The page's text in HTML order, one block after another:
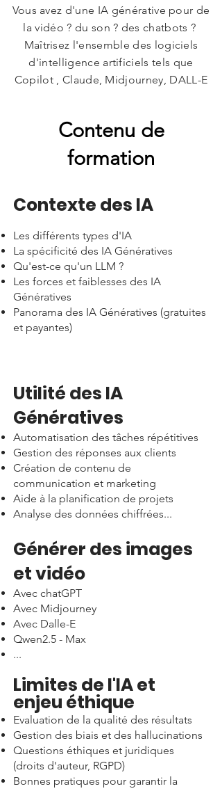
Vous avez d'une IA générative pour de
la vidéo ? du son ? des chatbots ?
Maîtrisez l'ensemble des logiciels
d'intelligence artificiels tels que
Copilot , Claude, Midjourney, DALL-E
Contenu de
formation
Contexte des IA​
Les différents types d'IA
La spécificité des IA Génératives
Qu'est-ce qu'un LLM ?
Les forces et faiblesses des IA
Génératives
Panorama des IA Génératives (gratuites
et payantes)
Utilité des IA
Génératives​
Automatisation des tâches répétitives
Gestion des réponses aux clients
Création de contenu de
communication et marketing
Aide à la planification de projets
Analyse des données chiffrées...
Générer des images
et vidéo
Avec chatGPT
Avec Midjourney
Avec Dalle-E
Qwen2.5 - Max
...
Limites de l'IA et
enjeu éthique
Evaluation de la qualité des résultats
Gestion des biais et des hallucinations
Questions éthiques et juridiques
(droits d'auteur, RGPD)
Bonnes pratiques pour garantir la